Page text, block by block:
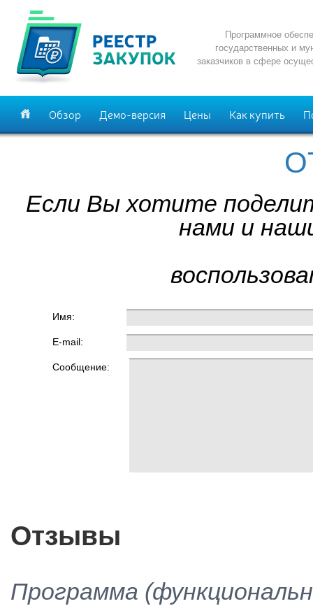
Программное
государственных и
заказчиков в сфере
Обзор Демо-версия Цены Как купить
Если Вы хотите
нами и
Имя:
E-mail:
Сообщение:
Отзывы
Программа